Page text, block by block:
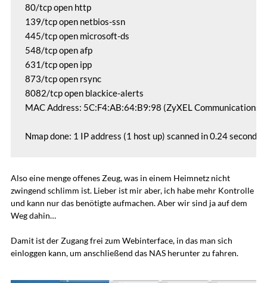
80/tcp open http
139/tcp open netbios-ssn
445/tcp open microsoft-ds
548/tcp open afp
631/tcp open ipp
873/tcp open rsync
8082/tcp open blackice-alerts
MAC Address: 5C:F4:AB:64:B9:98 (ZyXEL Communications)
Nmap done: 1 IP address (1 host up) scanned in 0.24 seconds
Also eine menge offenes Zeug, was in einem Heimnetz nicht
zwingend schlimm ist. Lieber ist mir aber, ich habe mehr Kontrolle
und kann nur das benötigte aufmachen. Aber wir sind ja auf dem
Weg dahin…
Damit ist der Zugang frei zum Webinterface, in das man sich
einloggen kann, um anschließend das NAS herunter zu fahren.